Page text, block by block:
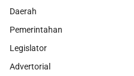
Daerah
Pemerintahan
Legislator
Advertorial